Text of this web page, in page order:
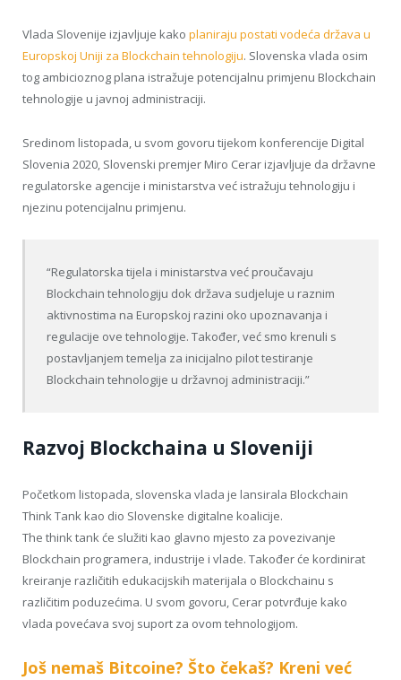
Vlada Slovenije izjavljuje kako planiraju postati vodeća država u
Europskoj Uniji za Blockchain tehnologiju. Slovenska vlada osim
tog ambicioznog plana istražuje potencijalnu primjenu Blockchain
tehnologije u javnoj administraciji.
Sredinom listopada, u svom govoru tijekom konferencije Digital
Slovenia 2020, Slovenski premjer Miro Cerar izjavljuje da državne
regulatorske agencije i ministarstva već istražuju tehnologiju i
njezinu potencijalnu primjenu.
“Regulatorska tijela i ministarstva već proučavaju
Blockchain tehnologiju dok država sudjeluje u raznim
aktivnostima na Europskoj razini oko upoznavanja i
regulacije ove tehnologije. Također, već smo krenuli s
postavljanjem temelja za inicijalno pilot testiranje
Blockchain tehnologije u državnoj administraciji.”
Razvoj Blockchaina u Sloveniji
Početkom listopada, slovenska vlada je lansirala Blockchain
Think Tank kao dio Slovenske digitalne koalicije.
The think tank će služiti kao glavno mjesto za povezivanje
Blockchain programera, industrije i vlade. Također će kordinirat
kreiranje različitih edukacijskih materijala o Blockchainu s
različitim poduzećima. U svom govoru, Cerar potvrđuje kako
vlada povećava svoj suport za ovom tehnologijom.
Još nemaš Bitcoine? Što čekaš? Kreni već